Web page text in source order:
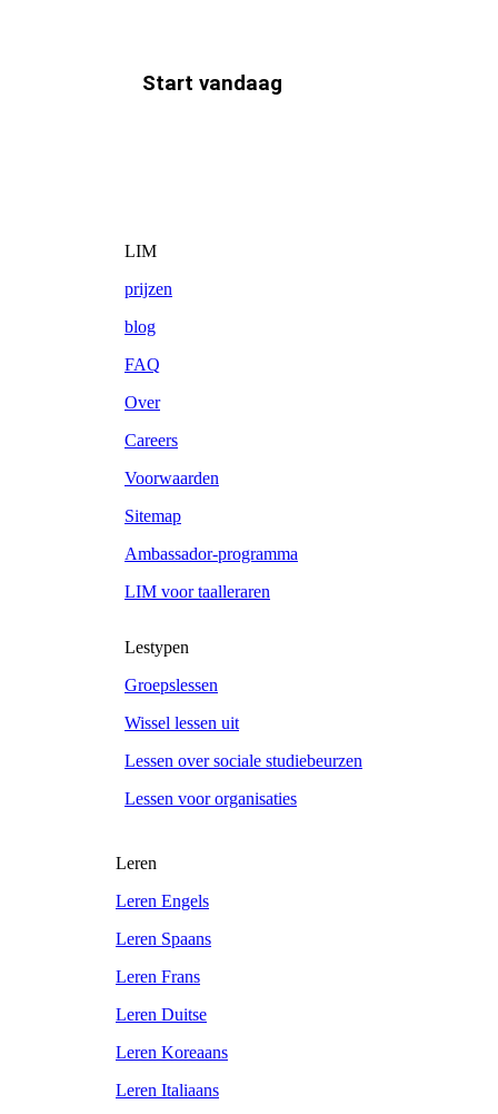
Start vandaag
LIM
prijzen
blog
FAQ
Over
Careers
Voorwaarden
Sitemap
Ambassador-programma
LIM voor taalleraren
Lestypen
Groepslessen
Wissel lessen uit
Lessen over sociale studiebeurzen
Lessen voor organisaties
Leren
Leren Engels
Leren Spaans
Leren Frans
Leren Duitse
Leren Koreaans
Leren Italiaans